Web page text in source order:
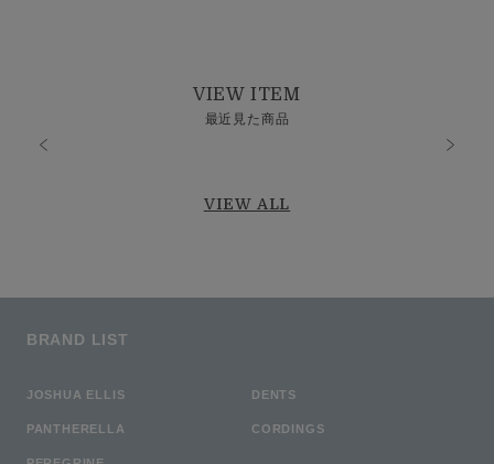
VIEW ITEM
最近見た商品
VIEW ALL
BRAND LIST
JOSHUA ELLIS DENTS
PANTHERELLA CORDINGS